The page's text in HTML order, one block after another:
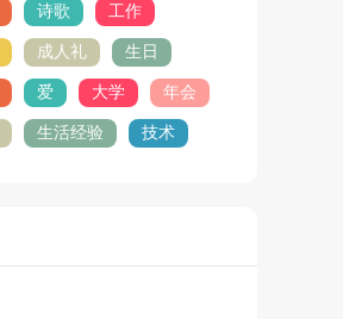
诗歌 工作
成人礼 生日
爱 大学 年会
生活经验 技术